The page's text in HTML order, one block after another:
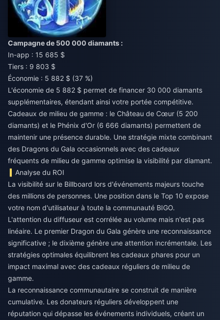
Campagne de 500 000 diamants :
In-app : 15 685 $
Tiers : 9 803 $
Économie : 5 882 $ (37 %)
L'économie de 5 882 $ permet de financer 30 000 diamants
supplémentaires, étendant ainsi votre portée compétitive.
Cadeaux de milieu de gamme : le Château de Cœur (5 200
diamants) et le Phénix d'Or (6 666 diamants) permettent de
maintenir une présence durable. Une stratégie mixte combinant
des Dragons du Gala occasionnels avec des cadeaux
fréquents de milieu de gamme optimise la visibilité par diamant.
Analyse du ROI
La visibilité sur le Billboard lors d'événements majeurs touche
des millions de personnes. Une position dans le Top 10 expose
votre nom d'utilisateur à toute la communauté BIGO.
L'attention du diffuseur est corrélée au volume mais n'est pas
linéaire. Le premier Dragon du Gala génère une reconnaissance
significative ; le dixième génère une attention incrémentale. Les
stratégies optimales équilibrent les cadeaux phares pour un
impact maximal avec des cadeaux réguliers de milieu de
gamme.
La reconnaissance communautaire se construit de manière
cumulative. Les donateurs réguliers développent une
réputation qui dépasse les événements individuels, créant un